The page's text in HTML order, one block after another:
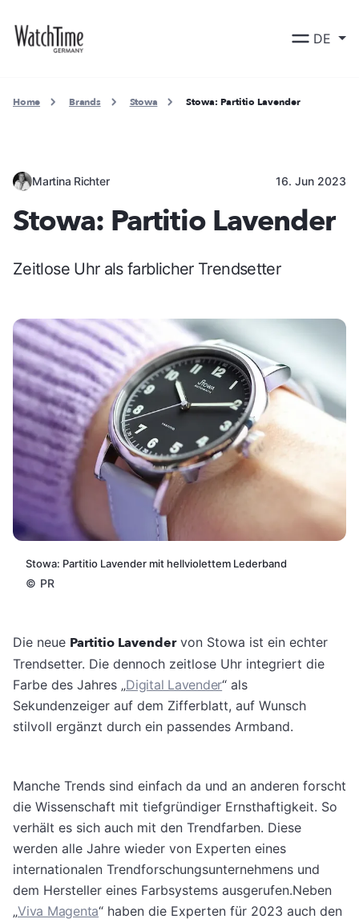
DE
Home Brands Stowa Stowa: Partitio Lavender
Martina Richter 16. Jun 2023
Stowa: Partitio Lavender
Zeitlose Uhr als farblicher Trendsetter
Stowa: Partitio Lavender mit hellviolettem Lederband
© PR
Die neue Partitio Lavendervon Stowa ist ein echter
Trendsetter. Die dennoch zeitlose Uhr integriert die
Farbe des Jahres „Digital Lavender“ als
Sekundenzeiger auf dem Zifferblatt, auf Wunsch
stilvoll ergänzt durch ein passendes Armband.
Manche Trends sind einfach da und an anderen forscht
die Wissenschaft mit tiefgründiger Ernsthaftigkeit. So
verhält es sich auch mit den Trendfarben. Diese
werden alle Jahre wieder von Experten eines
internationalen Trendforschungsunternehmens und
dem Hersteller eines Farbsystems ausgerufen.Neben
„Viva Magenta“ haben die Experten für 2023 auch den